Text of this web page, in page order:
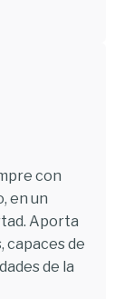
con
en un
Aporta
capaces de
de la